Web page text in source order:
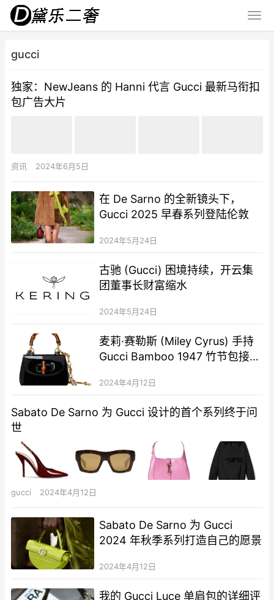
gucci
独家：NewJeans 的 Hanni 代言 Gucci 最新马衔扣
包广告大片
资讯 2024年6月5日
在 De Sarno 的全新镜头下，
Gucci 2025 早春系列登陆伦敦
2024年5月24日
古驰 (Gucci) 困境持续，开云集
团董事长财富缩水
2024年5月24日
麦莉·赛勒斯 (Miley Cyrus) 手持
Gucci Bamboo 1947 竹节包接受
2024年4月12日
Sabato De Sarno 为 Gucci 设计的首个系列终于问
世
gucci 2024年4月12日
Sabato De Sarno 为 Gucci
2024 年秋季系列打造自己的愿景
2024年4月12日
我的 Gucci Luce 单肩包的详细评